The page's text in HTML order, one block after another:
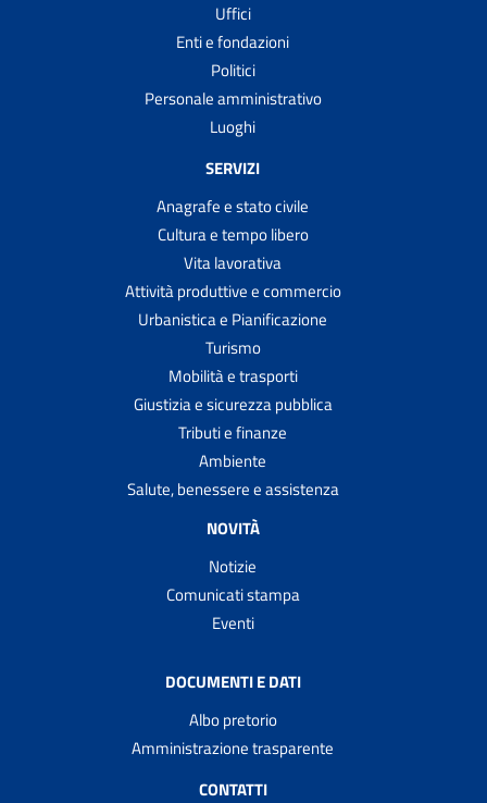
Uffici
Enti e fondazioni
Politici
Personale amministrativo
Luoghi
SERVIZI
Anagrafe e stato civile
Cultura e tempo libero
Vita lavorativa
Attività produttive e commercio
Urbanistica e Pianificazione
Turismo
Mobilità e trasporti
Giustizia e sicurezza pubblica
Tributi e finanze
Ambiente
Salute, benessere e assistenza
NOVITÀ
Notizie
Comunicati stampa
Eventi
DOCUMENTI E DATI
Albo pretorio
Amministrazione trasparente
CONTATTI